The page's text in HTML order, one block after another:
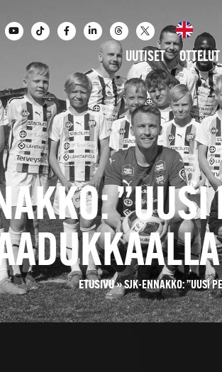
UUTISET OTTELUT
ETUSIVU»SJK-ENNAKKO: ”UUSI